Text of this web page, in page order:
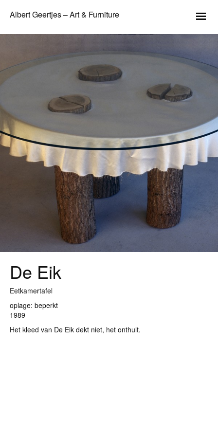
Albert Geertjes – Art & Furniture
De Eik
Eetkamertafel
oplage: beperkt
1989
Het kleed van De Eik dekt niet, het onthult.